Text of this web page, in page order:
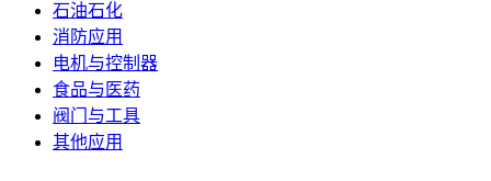
石油石化
消防应用
电机与控制器
食品与医药
阀门与工具
其他应用